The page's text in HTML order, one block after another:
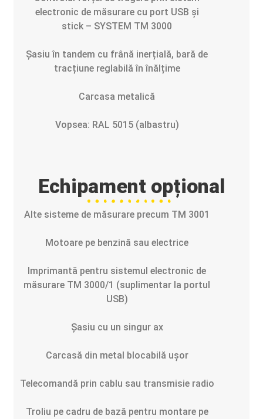
electronic de măsurare cu port USB și
stick – SYSTEM TM 3000
Șasiu în tandem cu frână inerțială, bară de
tracțiune reglabilă în înălțime
Carcasa metalică
Vopsea: RAL 5015 (albastru)
Echipament opțional
Alte sisteme de măsurare precum TM 3001
Motoare pe benzină sau electrice
Imprimantă pentru sistemul electronic de
măsurare TM 3000/1 (suplimentar la portul
USB)
Șasiu cu un singur ax
Carcasă din metal blocabilă ușor
Telecomandă prin cablu sau transmisie radio
Troliu pe cadru de bază pentru montare pe